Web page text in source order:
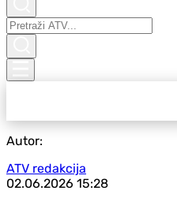
Autor:
ATV redakcija
02.06.2026 15:28